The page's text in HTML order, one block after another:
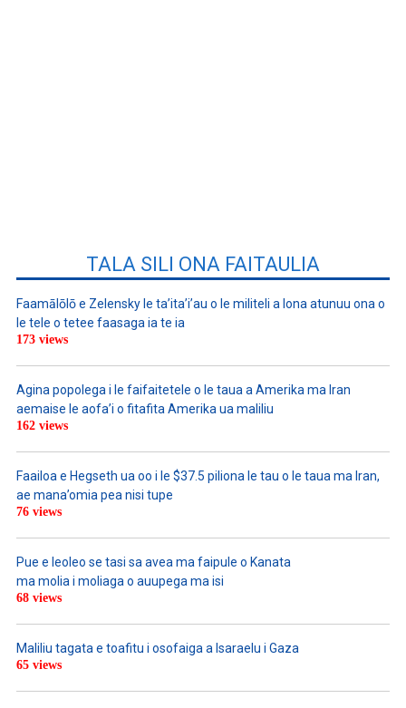
TALA SILI ONA FAITAULIA
Faamālōlō e Zelensky le ta’ita’i’au o le militeli a lona atunuu ona o
le tele o tetee faasaga ia te ia
173 views
Agina popolega i le faifaitetele o le taua a Amerika ma Iran
aemaise le aofa’i o fitafita Amerika ua maliliu
162 views
Faailoa e Hegseth ua oo i le $37.5 piliona le tau o le taua ma Iran,
ae mana’omia pea nisi tupe
76 views
Pue e leoleo se tasi sa avea ma faipule o Kanata
ma molia i moliaga o auupega ma isi
68 views
Maliliu tagata e toafitu i osofaiga a Isaraelu i Gaza
65 views